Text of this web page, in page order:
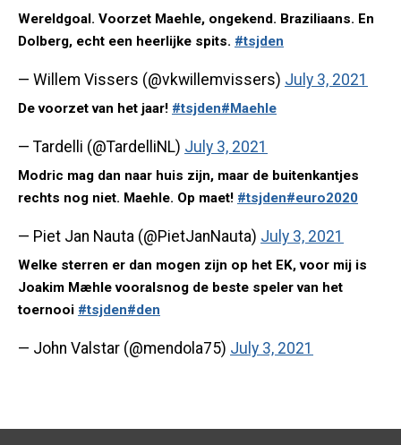
Wereldgoal. Voorzet Maehle, ongekend. Braziliaans. En
Dolberg, echt een heerlijke spits. #tsjden
— Willem Vissers (@vkwillemvissers) July 3, 2021
De voorzet van het jaar! #tsjden#Maehle
— Tardelli (@TardelliNL) July 3, 2021
Modric mag dan naar huis zijn, maar de buitenkantjes
rechts nog niet. Maehle. Op maet! #tsjden#euro2020
— Piet Jan Nauta (@PietJanNauta) July 3, 2021
Welke sterren er dan mogen zijn op het EK, voor mij is
Joakim Mæhle vooralsnog de beste speler van het
toernooi #tsjden#den
— John Valstar (@mendola75) July 3, 2021